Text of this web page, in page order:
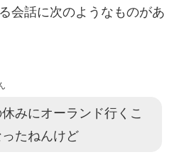
会話に次のようなものがあ
みにオーランド行くこ
ったねんけど